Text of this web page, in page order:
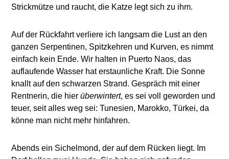
Strickmütze und raucht, die Katze legt sich zu ihm.
Auf der Rückfahrt verliere ich langsam die Lust an den
ganzen Serpentinen, Spitzkehren und Kurven, es nimmt
einfach kein Ende. Wir halten in Puerto Naos, das
auflaufende Wasser hat erstaunliche Kraft. Die Sonne
knallt auf den schwarzen Strand. Gespräch mit einer
Rentnerin, die hierüberwintert, es sei voll geworden und
teuer, seit alles weg sei: Tunesien, Marokko, Türkei, da
könne man nicht mehr hinfahren.
Abends ein Sichelmond, der auf dem Rücken liegt. Im